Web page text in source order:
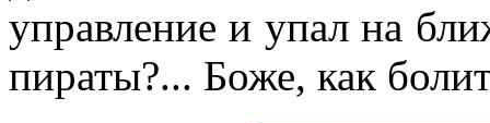
управление и упал на
пираты?... Боже, как